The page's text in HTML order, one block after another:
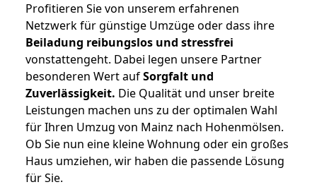
Profitieren Sie von unserem erfahrenen
Netzwerk für günstige Umzüge oder dass ihre
Beiladung reibungslos und stressfrei
vonstattengeht. Dabei legen unsere Partner
besonderen Wert aufSorgfalt und
Zuverlässigkeit. Die Qualität und unser breite
Leistungen machen uns zu der optimalen Wahl
für Ihren Umzug von Mainz nach Hohenmölsen.
Ob Sie nun eine kleine Wohnung oder ein großes
Haus umziehen, wir haben die passende Lösung
für Sie.